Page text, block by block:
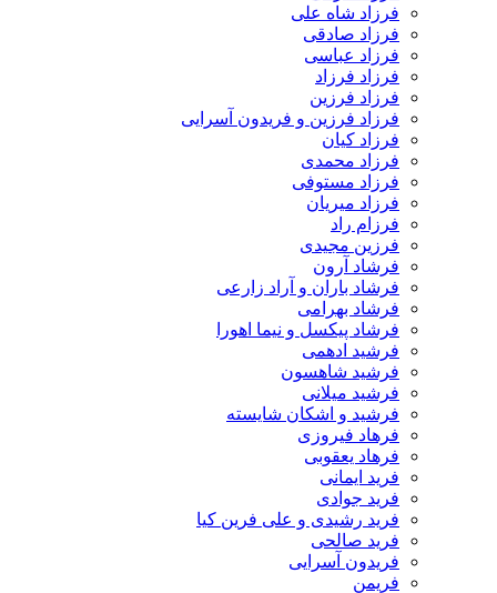
فرزاد شاه علی
فرزاد صادقی
فرزاد عباسی
فرزاد فرزاد
فرزاد فرزین
فرزاد فرزین و فریدون آسرایی
فرزاد کیان
فرزاد محمدی
فرزاد مستوفی
فرزاد میریان
فرزام راد
فرزین مجیدی
فرشاد آرون
فرشاد باران و آراد زارعی
فرشاد بهرامی
فرشاد پیکسل و نیما اهورا
فرشید ادهمی
فرشید شاهسون
فرشید میلانی
فرشید و اشکان شایسته
فرهاد فیروزی
فرهاد یعقوبی
فرید ایمانی
فرید جوادی
فرید رشیدی و علی فرین کیا
فرید صالحی
فریدون آسرایی